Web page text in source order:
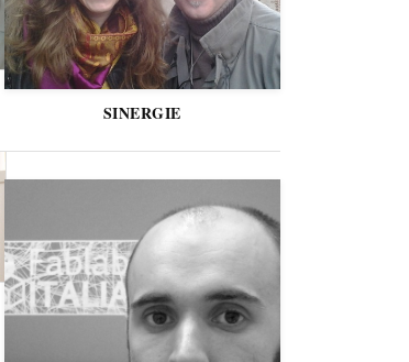
SINERGIE